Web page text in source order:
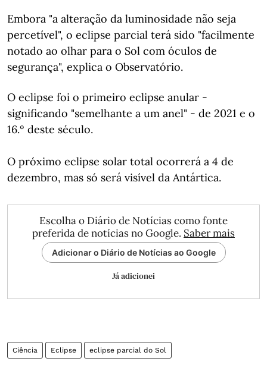
Embora "a alteração da luminosidade não seja
percetível", o eclipse parcial terá sido "facilmente
notado ao olhar para o Sol com óculos de
segurança", explica o Observatório.
O eclipse foi o primeiro eclipse anular -
significando "semelhante a um anel" - de 2021 e o
16.º deste século.
O próximo eclipse solar total ocorrerá a 4 de
dezembro, mas só será visível da Antártica.
Escolha o Diário de Notícias como fonte
preferida de notícias no Google. Saber mais
Adicionar o Diário de Notícias ao Google
Já adicionei
Ciência Eclipse eclipse parcial do Sol